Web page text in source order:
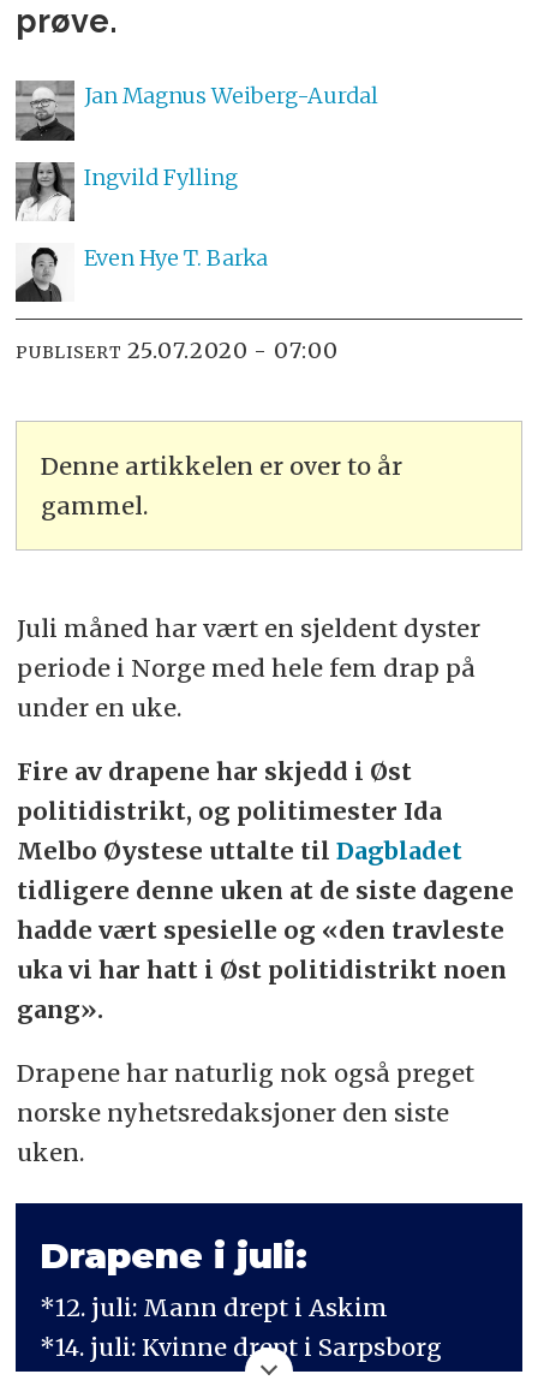
prøve.
Jan Magnus Weiberg-Aurdal
Ingvild Fylling
EvenHye T. Barka
PUBLISERT 25.07.2020 - 07:00
Denne artikkelen er over to år
gammel.
Juli måned har vært en sjeldent dyster
periode i Norge med hele fem drap på
under en uke.
Fire av drapene har skjedd i Øst
politidistrikt, og politimester Ida
Melbo Øystese uttalte til Dagbladet
tidligere denne uken at de siste dagene
hadde vært spesielle og «den travleste
uka vi har hatt i Øst politidistrikt noen
gang».
Drapene har naturlig nok også preget
norske nyhetsredaksjoner den siste
uken.
Drapene i juli:
*12. juli: Mann drept i Askim
*14. juli: Kvinne drept i Sarpsborg